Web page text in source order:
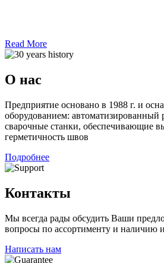
Read More
О нас
Предприятие основано в 1988 г. и
оборудованием: автоматизированный
сварочные станки, обеспечивающие
герметичность швов
Подробнее
Контакты
Мы всегда рады обсудить Ваши
вопросы по ассортименту и наличию
Написать нам